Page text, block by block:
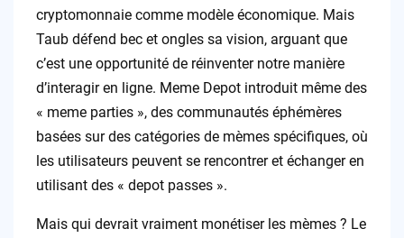
cryptomonnaie comme modèle économique. Mais
Taub défend bec et ongles sa vision, arguant que
c’est une opportunité de réinventer notre manière
d’interagir en ligne. Meme Depot introduit même des
« meme parties », des communautés éphémères
basées sur des catégories de mèmes spécifiques, où
les utilisateurs peuvent se rencontrer et échanger en
utilisant des « depot passes ».
Mais qui devrait vraiment monétiser les mèmes ? Le